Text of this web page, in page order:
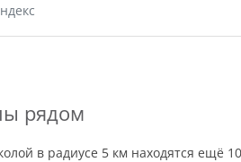
рядом
в радиусе 5 км находятся ещё